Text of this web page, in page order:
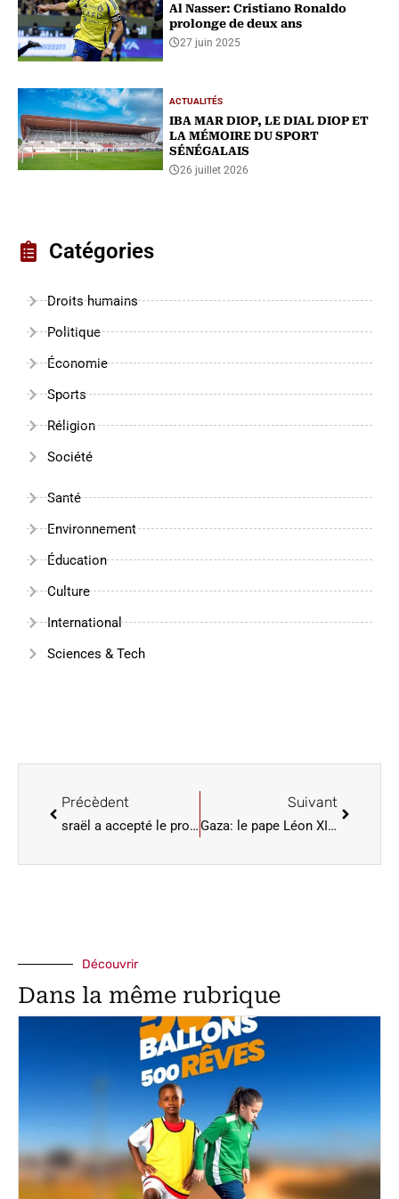
Al Nasser: Cristiano Ronaldo
prolonge de deux ans
27 juin 2025
ACTUALITÉS
IBA MAR DIOP, LE DIAL DIOP ET
LA MÉMOIRE DU SPORT
SÉNÉGALAIS
26 juillet 2026
Catégories
Droits humains
Politique
Économie
Sports
Réligion
Société
Santé
Environnement
Éducation
Culture
International
Sciences & Tech
Précèdent
sraël a accepté le projet américain de cessez-le-feu à Gaza (Maison Blanche)
Suivant
Gaza: le pape Léon XIV demande un cessez-le-feu et assistance humanitaire
Découvrir
Dans la même rubrique